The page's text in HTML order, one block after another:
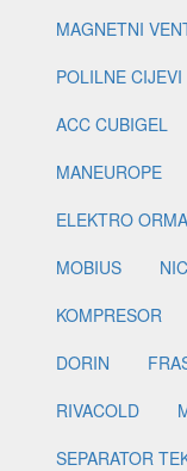
MAGNETNI
POLILNE CIJEVI
ACC CUBIGEL
MANEUROPE
ELEKTRO
MOBIUS
KOMPRESOR
DORIN
RIVACOLD
SEPARATOR